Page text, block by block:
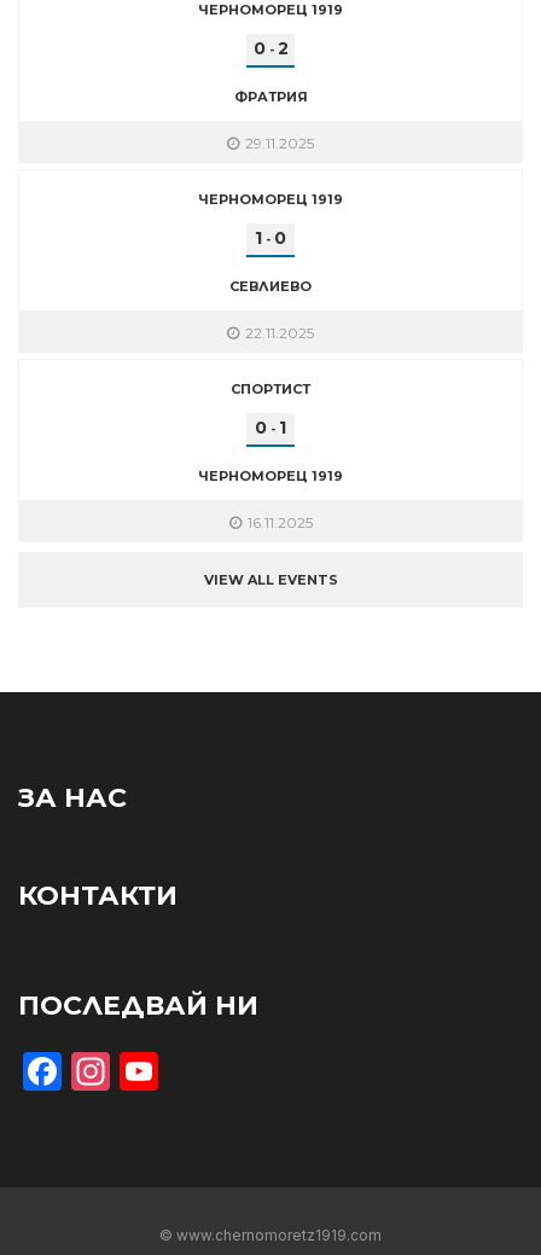
ЧЕРНОМОРЕЦ 1919
0- 2
ФРАТРИЯ
29.11.2025
ЧЕРНОМОРЕЦ 1919
1 - 0
СЕВЛИЕВО
22.11.2025
СПОРТИСТ
0 - 1
ЧЕРНОМОРЕЦ 1919
16.11.2025
VIEW ALL EVENTS
ЗА НАС
КОНТАКТИ
ПОСЛЕДВАЙ НИ
Facebook
Instagram
© www.chernomoretz1919.com